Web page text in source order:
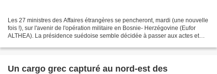
Les 27 ministres des Affaires étrangères se pencheront, mardi (une nouvelle
fois !), sur l'avenir de l'opération militaire en Bosnie- Herzégovine (Eufor
ALTHEA). La présidence suédoise semble décidée à passer aux actes et
Un cargo grec capturé au nord-est des